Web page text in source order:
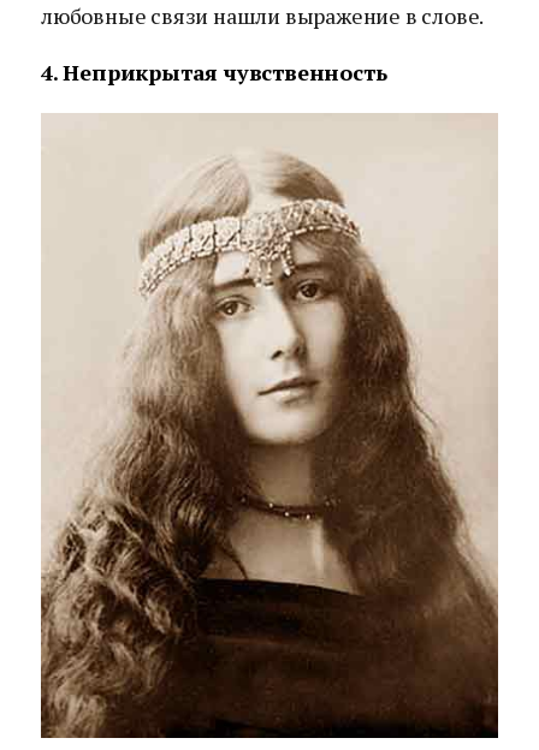
любовные связи нашли выражение в слове.
4. Неприкрытая чувственность